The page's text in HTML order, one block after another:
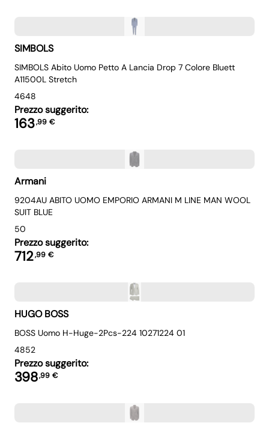
SIMBOLS
SIMBOLS Abito Uomo Petto A Lancia Drop 7 Colore Bluett
A11500L Stretch
4648
Prezzo suggerito:
163,99 €
Armani
9204AU ABITO UOMO EMPORIO ARMANI M LINE MAN WOOL
SUIT BLUE
50
Prezzo suggerito:
712,99 €
HUGO BOSS
BOSS Uomo H-Huge-2Pcs-224 10271224 01
4852
Prezzo suggerito:
398,99 €